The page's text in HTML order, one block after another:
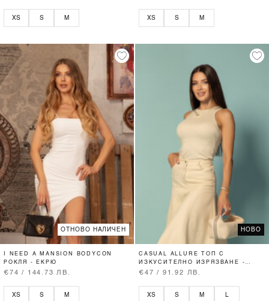
XS S M XS S M
ОТНОВО НАЛИЧЕН
I NEED A MANSION BODYCON
РОКЛЯ - ЕКРЮ
€74 / 144.73 ЛВ.
XS S M
НОВО
CASUAL ALLURE ТОП С
ИЗКУСИТЕЛНО ИЗРЯЗВАНЕ -
SOFT BEIGE
€47 / 91.92 ЛВ.
XS S M L